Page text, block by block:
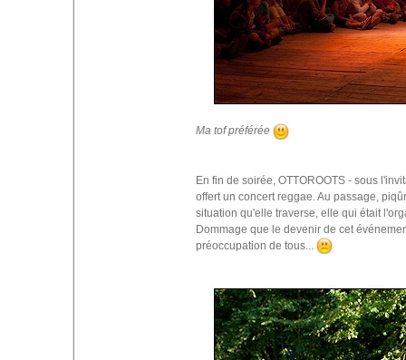
Ma tof préférée
En fin de soirée, OTTOROOTS - sous
offert un concert reggae. Au passage,
situation qu'elle traverse, elle qui était
Dommage que le devenir de cet
préoccupation de tous...